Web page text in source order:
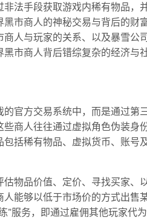
法手段获取游戏内稀有物品，
市商人的神秘交易与背后的财
人与玩家的关系、以及暴雪公
市商人背后错综复杂的经济与
官方交易系统中，而是通过第
商人往往通过虚拟角色伪装身
括稀有物品、虚拟货币、账号
物品价值、定价、寻找买家、
能够以低于市场价的方式出售
”服务，即通过雇佣其他玩家代